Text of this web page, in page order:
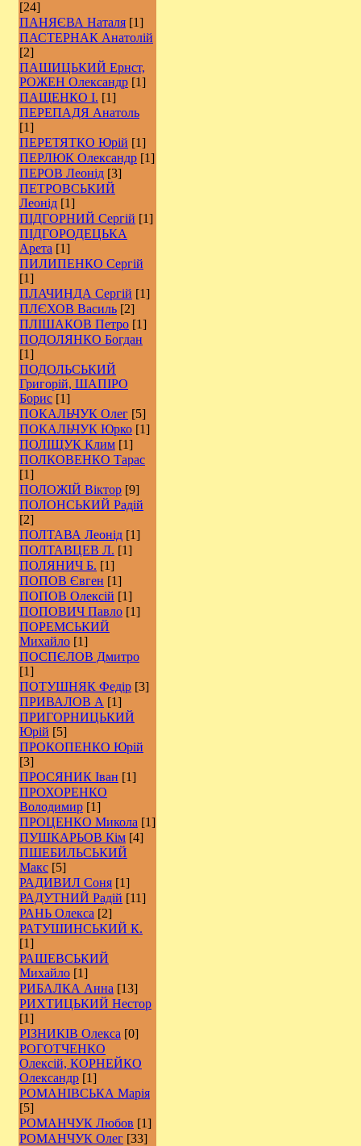
[24]
ПАНЯЄВА Наталя [1]
ПАСТЕРНАК Анатолій
[2]
ПАШИЦЬКИЙ Ернст,
РОЖЕН Олександр [1]
ПАЩЕНКО І. [1]
ПЕРЕПАДЯ Анатоль
[1]
ПЕРЕТЯТКО Юрій [1]
ПЕРЛЮК Олександр [1]
ПЕРОВ Леонід [3]
ПЕТРОВСЬКИЙ
Леонід [1]
ПІДГОРНИЙ Сергій [1]
ПІДГОРОДЕЦЬКА
Арета [1]
ПИЛИПЕНКО Сергій
[1]
ПЛАЧИНДА Сергій [1]
ПЛЄХОВ Василь [2]
ПЛІШАКОВ Петро [1]
ПОДОЛЯНКО Богдан
[1]
ПОДОЛЬСЬКИЙ
Григорій, ШАПІРО
Борис [1]
ПОКАЛЬЧУК Олег [5]
ПОКАЛЬЧУК Юрко [1]
ПОЛІЩУК Клим [1]
ПОЛКОВЕНКО Тарас
[1]
ПОЛОЖІЙ Віктор [9]
ПОЛОНСЬКИЙ Радій
[2]
ПОЛТАВА Леонід [1]
ПОЛТАВЦЕВ Л. [1]
ПОЛЯНИЧ Б. [1]
ПОПОВ Євген [1]
ПОПОВ Олексій [1]
ПОПОВИЧ Павло [1]
ПОРЕМСЬКИЙ
Михайло [1]
ПОСПЄЛОВ Дмитро
[1]
ПОТУШНЯК Федір [3]
ПРИВАЛОВ А [1]
ПРИГОРНИЦЬКИЙ
Юрій [5]
ПРОКОПЕНКО Юрій
[3]
ПРОСЯНИК Іван [1]
ПРОХОРЕНКО
Володимир [1]
ПРОЦЕНКО Микола [1]
ПУШКАРЬОВ Кім [4]
ПШЕБИЛЬСЬКИЙ
Макс [5]
РАДИВИЛ Соня [1]
РАДУТНИЙ Радій [11]
РАНЬ Олекса [2]
РАТУШИНСЬКИЙ К.
[1]
РАШЕВСЬКИЙ
Михайло [1]
РИБАЛКА Анна [13]
РИХТИЦЬКИЙ Нестор
[1]
РІЗНИКІВ Олекса [0]
РОГОТЧЕНКО
Олексій, КОРНЕЙКО
Олександр [1]
РОМАНІВСЬКА Марія
[5]
РОМАНЧУК Любов [1]
РОМАНЧУК Олег [33]